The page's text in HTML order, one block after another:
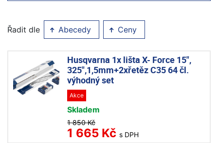
Řadit dle Abecedy Ceny
Husqvarna 1x lišta X- Force 15",
325",1,5mm+2xřetěz C35 64 čl.
výhodný set
Akce
Skladem
1 850 Kč
1 665 Kč s DPH